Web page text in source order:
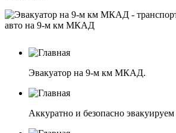
Эвакуатор на 9-м км МКАД.
Аккуратно и безопасно эвакуируем